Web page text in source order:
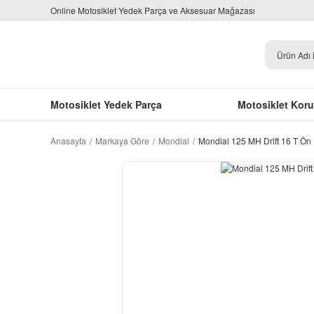
Online Motosiklet Yedek Parça ve Aksesuar Mağazası
Motosiklet Yedek Parça Motosiklet
Anasayfa Markaya Göre Mondial Mondial 125 MH Drift 16 T Ön